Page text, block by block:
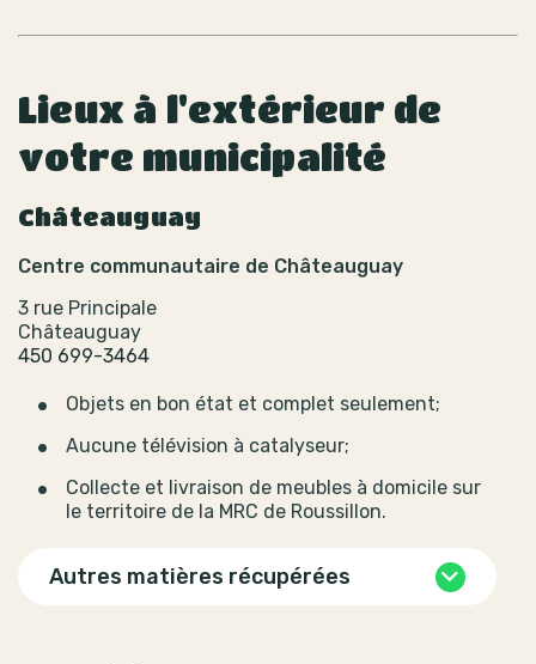
Lieux à l'extérieur de
votre municipalité
Châteauguay
Centre communautaire de Châteauguay
3 rue Principale
Châteauguay
450 699-3464
Objets en bon état et complet seulement;
Aucune télévision à catalyseur;
Collecte et livraison de meubles à domicile sur
le territoire de la MRC de Roussillon.
Autres matières récupérées